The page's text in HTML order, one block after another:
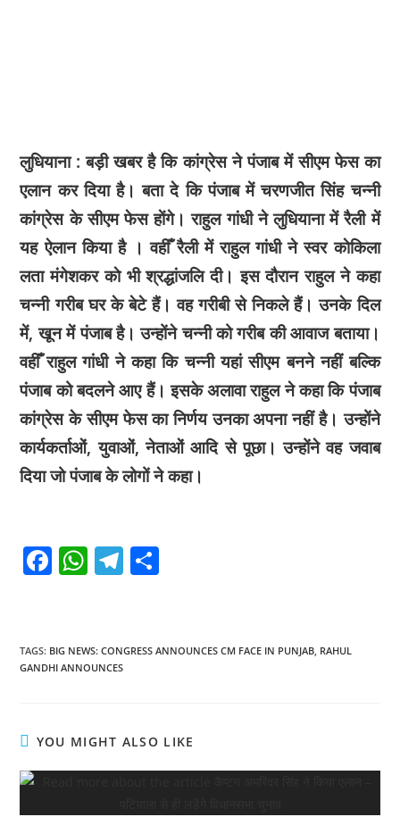
लुधियाना : बड़ी खबर है कि कांग्रेस ने पंजाब में सीएम फेस का
एलान कर दिया है। बता दे कि पंजाब में चरणजीत सिंह चन्नी
कांग्रेस के सीएम फेस हाेंगे। राहुल गांधी ने लुधियाना में रैली में
यह ऐलान किया है । वहीँ रैली में राहुल गांधी ने स्वर काेकिला
लता मंगेशकर काे भी श्रद्धांजलि दी। इस दौरान राहुल ने कहा
चन्नी गरीब घर के बेटे हैं। वह गरीबी से निकले हैं। उनके दिल
में, खून में पंजाब है। उन्होंने चन्नी को गरीब की आवाज बताया।
वहीँ राहुल गांधी ने कहा कि चन्नी यहां सीएम बनने नहीं बल्कि
पंजाब को बदलने आए हैं। इसके अलावा राहुल ने कहा कि पंजाब
कांग्रेस के सीएम फेस का निर्णय उनका अपना नहीं है। उन्होंने
कार्यकर्ताओं, युवाओं, नेताओं आदि से पूछा। उन्होंने वह जवाब
दिया जो पंजाब के लोगों ने कहा।
F
a
e
b
o
k
W
h
s
A
p
T
el
gr e
TAGS: BIG NEWS: CONGRESS ANNOUNCES CM FACE IN PUNJAB RAHUL
GANDHI ANNOUNCES
YOU MIGHT ALSO LIKE